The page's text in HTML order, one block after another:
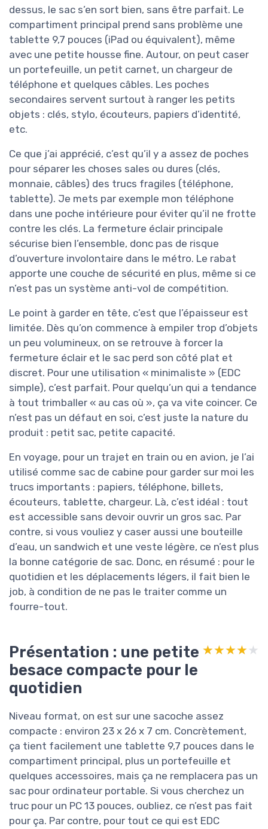
dessus, le sac s’en sort bien, sans être parfait. Le
compartiment principal prend sans problème une
tablette 9,7 pouces (iPad ou équivalent), même
avec une petite housse fine. Autour, on peut caser
un portefeuille, un petit carnet, un chargeur de
téléphone et quelques câbles. Les poches
secondaires servent surtout à ranger les petits
objets : clés, stylo, écouteurs, papiers d’identité,
etc.
Ce que j’ai apprécié, c’est qu’il y a assez de poches
pour séparer les choses sales ou dures (clés,
monnaie, câbles) des trucs fragiles (téléphone,
tablette). Je mets par exemple mon téléphone
dans une poche intérieure pour éviter qu’il ne frotte
contre les clés. La fermeture éclair principale
sécurise bien l’ensemble, donc pas de risque
d’ouverture involontaire dans le métro. Le rabat
apporte une couche de sécurité en plus, même si ce
n’est pas un système anti-vol de compétition.
Le point à garder en tête, c’est que l’épaisseur est
limitée. Dès qu’on commence à empiler trop d’objets
un peu volumineux, on se retrouve à forcer la
fermeture éclair et le sac perd son côté plat et
discret. Pour une utilisation « minimaliste » (EDC
simple), c’est parfait. Pour quelqu’un qui a tendance
à tout trimballer « au cas où », ça va vite coincer. Ce
n’est pas un défaut en soi, c’est juste la nature du
produit : petit sac, petite capacité.
En voyage, pour un trajet en train ou en avion, je l’ai
utilisé comme sac de cabine pour garder sur moi les
trucs importants : papiers, téléphone, billets,
écouteurs, tablette, chargeur. Là, c’est idéal : tout
est accessible sans devoir ouvrir un gros sac. Par
contre, si vous vouliez y caser aussi une bouteille
d’eau, un sandwich et une veste légère, ce n’est plus
la bonne catégorie de sac. Donc, en résumé : pour le
quotidien et les déplacements légers, il fait bien le
job, à condition de ne pas le traiter comme un
fourre-tout.
Présentation : une petite
besace compacte pour le
quotidien
★★★★★
★★★★★
Niveau format, on est sur une sacoche assez
compacte : environ 23 x 26 x 7 cm. Concrètement,
ça tient facilement une tablette 9,7 pouces dans le
compartiment principal, plus un portefeuille et
quelques accessoires, mais ça ne remplacera pas un
sac pour ordinateur portable. Si vous cherchez un
truc pour un PC 13 pouces, oubliez, ce n’est pas fait
pour ça. Par contre, pour tout ce qui est EDC